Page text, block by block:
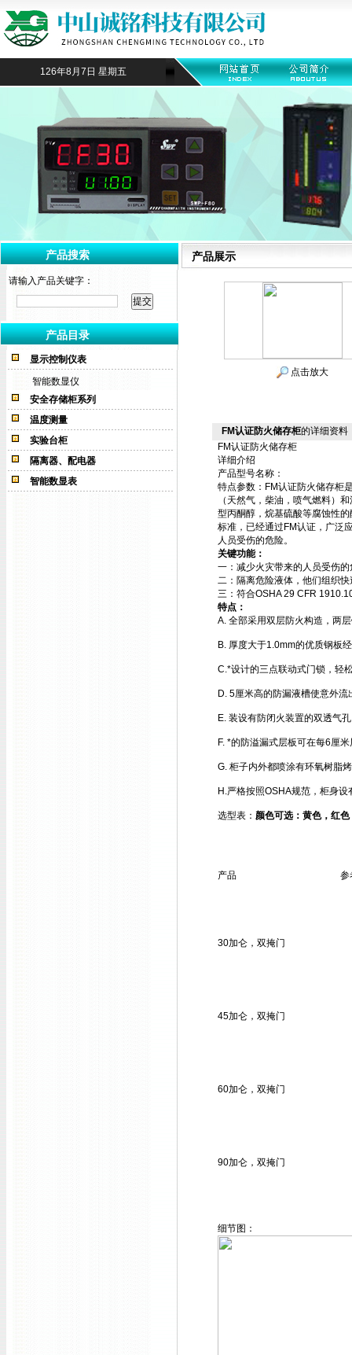
126年8月7日 星期五
产品搜索
请输入产品关键字：
产品目录
显示控制仪表
智能数显仪
安全存储柜系列
温度测量
实验台柜
隔离器、配电器
智能数显表
产品展示
点击放大
FM认证防火储存柜的详细资料
FM认证防火储存柜
详细介绍
产品型号名称：
特点参数： FM认证防火储存柜
（天然气，柴油，喷气燃料）
型丙酮醇，烷基硫酸等腐蚀性
标准，已经通过FM认证，广泛
人员受伤的危险。
关键功能：
一：减少火灾带来的人员受伤的
二：隔离危险液体，他们组织
三：符合OSHA 29 CFR
特点：
A. 全部采用双层防火构造，两
B. 厚度大于1.0mm的优质钢板
C.*设计的三点联动式门锁，轻
D. 5厘米高的防漏液槽使意外流
E. 装设有防闭火装置的双透气孔
F. *的防溢漏式层板可在每6厘
G. 柜子内外都喷涂有环氧树脂
H.严格按照OSHA规范，柜身
选型表： 颜色可选：黄色，红
产品 参
30加仑，双掩门
45加仑，双掩门
60加仑，双掩门
90加仑，双掩门
细节图：